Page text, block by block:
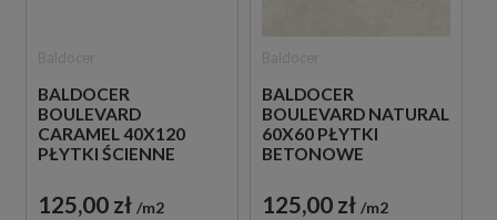
BALDOCER
BOULEVARD
CARAMEL 40X120
PŁYTKI ŚCIENNE
125,00 zł m2
BALDOCER
BOULEVARD NATURAL
60X60 PŁYTKI
BETONOWE
125,00 zł m2